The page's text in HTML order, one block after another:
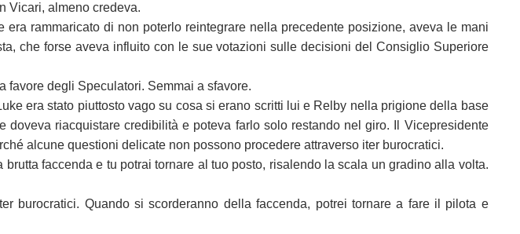
Vicari, almeno credeva.
rammaricato di non poterlo reintegrare nella precedente posizione, aveva le mani
che forse aveva influito con le sue votazioni sulle decisioni del Consiglio Superiore
favore degli Speculatori. Semmai a sfavore.
era stato piuttosto vago su cosa si erano scritti lui e Relby nella prigione della base
riacquistare credibilità e poteva farlo solo restando nel giro. Il Vicepresidente
alcune questioni delicate non possono procedere attraverso iter burocratici.
faccenda e tu potrai tornare al tuo posto, risalendo la scala un gradino alla volta.
burocratici. Quando si scorderanno della faccenda, potrei tornare a fare il pilota e